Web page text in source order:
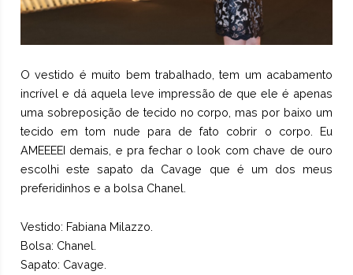
O vestido é muito bem trabalhado, tem um acabamento
incrível e dá aquela leve impressão de que ele é apenas
uma sobreposição de tecido no corpo, mas por baixo um
tecido em tom nude para de fato cobrir o corpo. Eu
AMEEEEI demais, e pra fechar o look com chave de ouro
escolhi este sapato da Cavage que é um dos meus
preferidinhos e a bolsa Chanel.
Vestido: Fabiana Milazzo.
Bolsa: Chanel.
Sapato: Cavage.